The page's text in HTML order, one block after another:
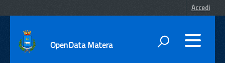
Accedi
OpenData Matera